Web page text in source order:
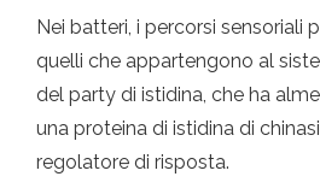
Nei batteri, i percorsi sensoriali
quelli che appartengono al
del party di istidina, che ha
una proteina di istidina di
regolatore di risposta.